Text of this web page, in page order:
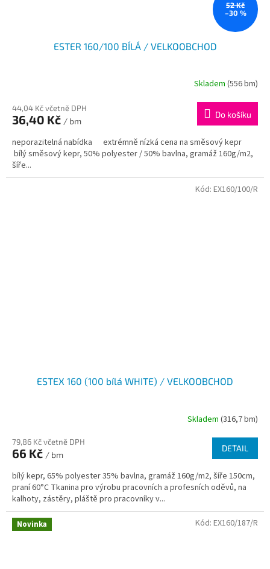
52 Kč
–30 %
ESTER 160/100 BÍLÁ / VELKOOBCHOD
Skladem (556 bm)
44,04 Kč včetně DPH
36,40 Kč / bm
Do košíku
neporazitelná nabídka extrémně nízká cena na směsový kepr
bílý směsový kepr, 50% polyester / 50% bavlna, gramáž 160g/m2,
šíře...
ESTEX 160 (100 bílá WHITE) / VELKOOBCHOD
Skladem (316,7 bm)
79,86 Kč včetně DPH
66 Kč / bm
DETAIL
bílý kepr, 65% polyester 35% bavlna, gramáž 160g/m2, šíře 150cm,
praní 60°C Tkanina pro výrobu pracovních a profesních oděvů, na
kalhoty, zástěry, pláště pro pracovníky v...
Kód: EX160/100/R
Novinka Kód: EX160/187/R